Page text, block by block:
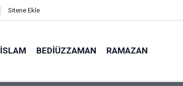
Sitene Ekle
İSLAM BEDIÜZZAMAN RAMAZAN